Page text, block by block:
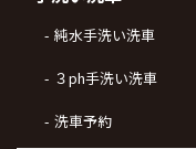
純水手洗い洗車
３ph手洗い洗車
洗車予約